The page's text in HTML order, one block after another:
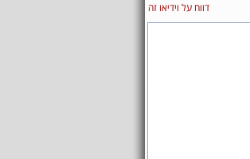
דווח על וידיאו זה